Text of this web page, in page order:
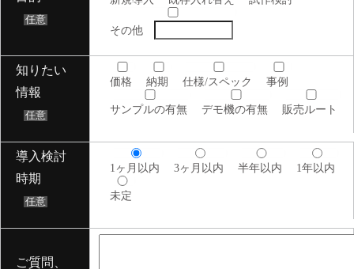
任意
その他
知りたい
情報
任意
価格 納期 仕様/スペック 事例
サンプルの有無 デモ機の有無 販売ルート
導入検討
時期
任意
1ヶ月以内 3ヶ月以内 半年以内 1年以内
未定
ご質問、